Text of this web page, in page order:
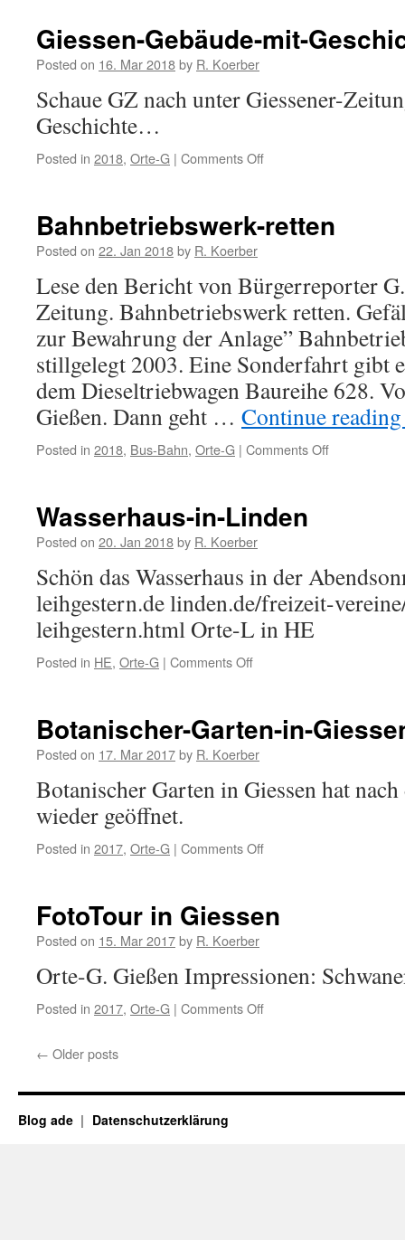
Giessen-Gebäude-mit-
Posted on 16. Mar 2018by R. Koerber
Schaue GZ nach unter Giessener-
Geschichte…
Posted in 2018, Orte-G | Comments Off
Geschichte
Bahnbetriebswerk-retten
Posted on 22. Jan 2018by R. Koerber
Lese den Bericht von Bürgerreporter
Zeitung. Bahnbetriebswerk retten.
zur Bewahrung der Anlage”
stillgelegt 2003. Eine Sonderfahrt gibt
dem Dieseltriebwagen Baureihe 628.
Gießen. Dann geht … Continue
Posted in 2018, Bus-Bahn, Orte-G | Comments Off
Wasserhaus-in-Linden
Posted on 20. Jan 2018by R. Koerber
Schön das Wasserhaus in der
leihgestern.de linden.de/freizeit-
leihgestern.html Orte-L in HE
Posted in HE, Orte-G | Comments Off
Linden
Botanischer-Garten-in-
Posted on 17. Mar 2017by R. Koerber
Botanischer Garten in Giessen hat
wieder geöffnet.
Posted in 2017, Orte-G | Comments Off
Giessen
FotoTour in Giessen
Posted on 15. Mar 2017by R. Koerber
Orte-G. Gießen Impressionen:
Posted in 2017, Orte-G | Comments Off
← Older posts
Blog ade Datenschutzerklärung